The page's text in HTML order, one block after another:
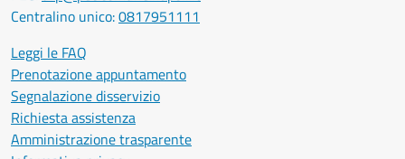
Centralino unico:0817951111
Leggi le FAQ
Prenotazione appuntamento
Segnalazione disservizio
Richiesta assistenza
Amministrazione trasparente